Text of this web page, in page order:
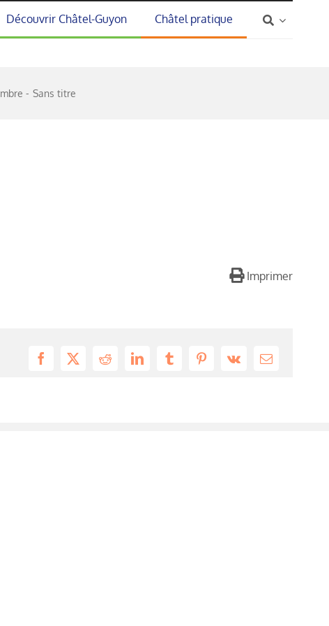
Découvrir Châtel-Guyon Châtel pratique
Sans titre
Imprimer
Facebook
X RedditLinkedInTumblrPinterest
Vk Email